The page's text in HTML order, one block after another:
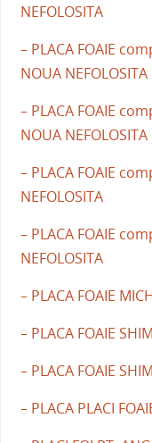
NEFOLOSITA
– PLACA FOAIE
NOUA NEFOLOSITA
– PLACA FOAIE
NOUA NEFOLOSITA
– PLACA FOAIE
NEFOLOSITA
– PLACA FOAIE
NEFOLOSITA
– PLACA FOAIE
– PLACA FOAIE
– PLACA FOAIE
– PLACA PLACI